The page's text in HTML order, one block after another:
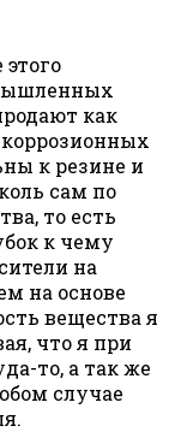
как
к резине и
сам по
то есть
к чему
на
на основе
вещества я
что я при
то, а так же
случае